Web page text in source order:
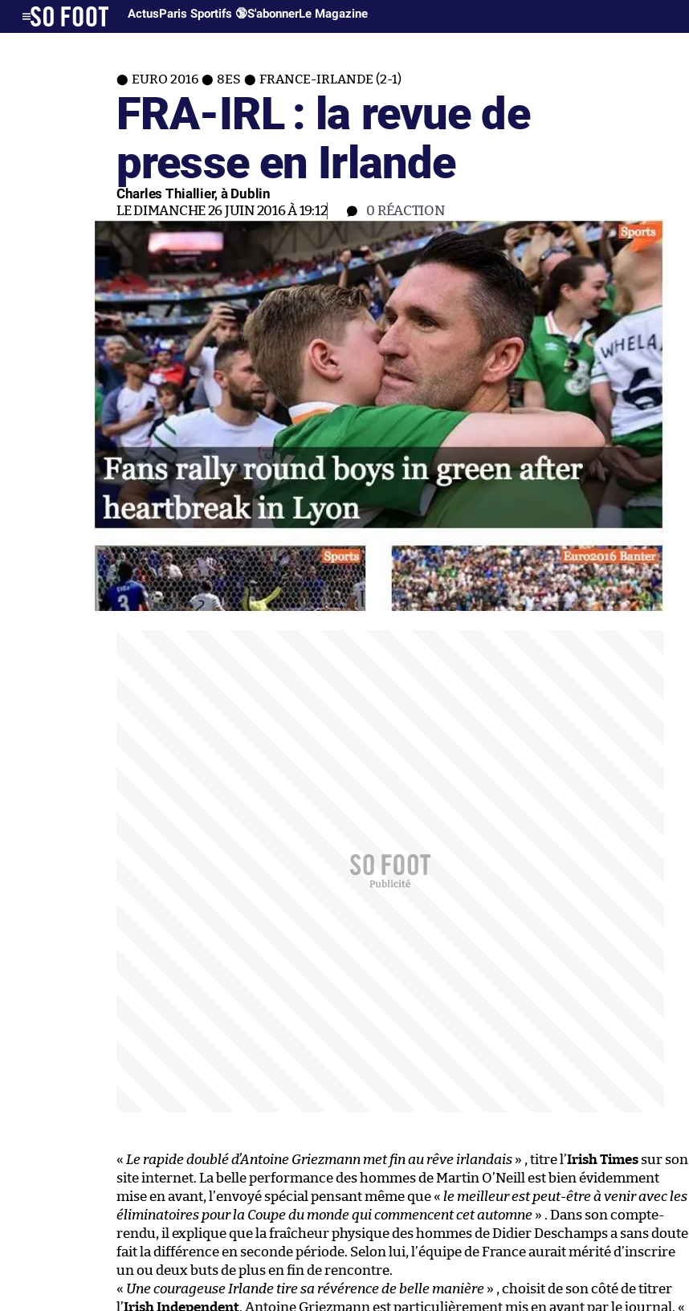
ActusParis Sportifs 🔞S'abonnerLe Magazine
EURO 2016 8ES FRANCE-IRLANDE (2-1)
FRA-IRL : la revue de
presse en Irlande
Charles Thiallier, à Dublin
LE DIMANCHE 26 JUIN 2016 À 19:12 0 RÉACTION
« Le rapide doublé d’Antoine Griezmann met fin au rêve irlandais » , titre l’Irish Times sur son
site internet. La belle performance des hommes de Martin O’Neill est bien évidemment
mise en avant, l’envoyé spécial pensant même que « le meilleur est peut-être à venir avec les
éliminatoires pour la Coupe du monde qui commencent cet automne » . Dans son compte-
rendu, il explique que la fraîcheur physique des hommes de Didier Deschamps a sans doute
fait la différence en seconde période. Selon lui, l’équipe de France aurait mérité d’inscrire
un ou deux buts de plus en fin de rencontre.
« Une courageuse Irlande tire sa révérence de belle manière » , choisit de son côté de titrer
l’Irish Independent. Antoine Griezmann est particulièrement mis en avant par le journal. «